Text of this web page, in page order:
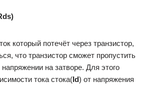
который потечёт через транзистор,
что транзистор сможет пропустить
на затворе. Для этого
тока стока(Id) от напряжения